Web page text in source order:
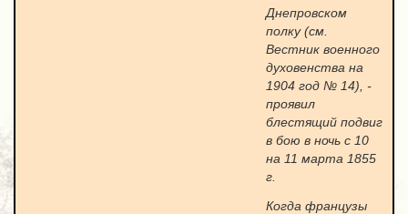
Днепровском
полку (см.
Вестник военного
духовенства на
1904 год № 14), -
проявил
блестящий подвиг
в бою в ночь с 10
на 11 марта 1855
г.
Когда французы